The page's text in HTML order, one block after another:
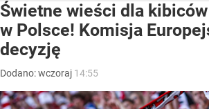
Świetne wieści dla
w Polsce! Komisja
decyzję
Dodano:wczoraj 14:55